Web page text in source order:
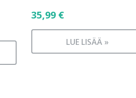
35,99 €
LUE LISÄÄ »